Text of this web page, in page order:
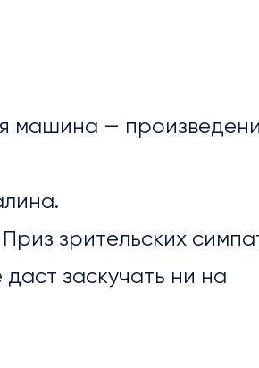
машина —
зрительских
заскучать ни на